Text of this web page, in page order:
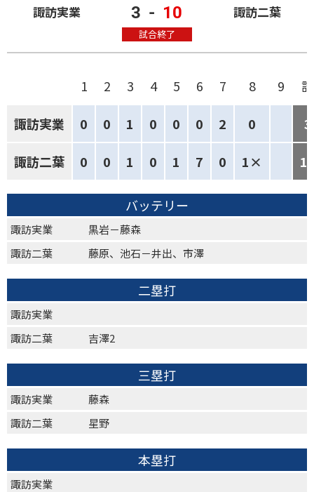
諏訪実業 3 - 10
試合終了
諏訪二葉
1 2 3 4 5 6 7 8 9 計
諏訪実業 0 0 1 0 0 0 2 0 3
諏訪二葉 0 0 1 0 1 7 0 1×
バッテリー
諏訪実業
黒岩－藤森
諏訪二葉
藤原、池石－井出、市澤
二塁打
諏訪実業
諏訪二葉
吉澤2
三塁打
諏訪実業
藤森
諏訪二葉
星野
本塁打
諏訪実業